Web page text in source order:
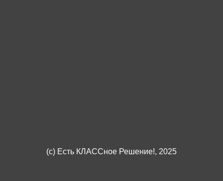
(c) Есть КЛАССное Решение!, 2025